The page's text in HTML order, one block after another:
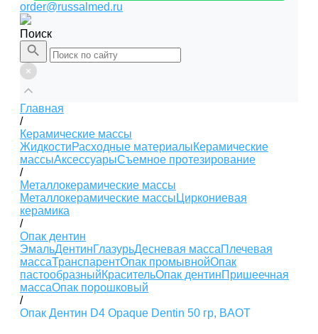
order@russalmed.ru
Поиск
Главная
/
Керамические массы
ЖидкостиРасходные материалыКерамические
массыАксессуарыСъемное протезирование
/
Металлокерамические массы
Металлокерамические массы Циркониевая
керамика
/
Опак дентин
ЭмальДентинГлазурьДесневая массаПлечевая
массаТранспарентОпак промывнойОпак
пастообразныйКрасительОпак дентинПришеечная
массаОпак порошковый
/
Опак Дентин D4 Opaque Dentin 50 гр, BAOT